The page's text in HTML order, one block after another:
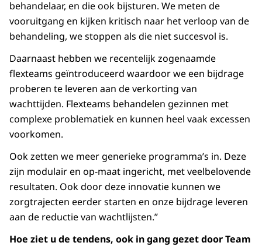
behandelaar, en die ook bijsturen. We meten de
vooruitgang en kijken kritisch naar het verloop van de
behandeling, we stoppen als die niet succesvol is.
Daarnaast hebben we recentelijk zogenaamde
flexteams geïntroduceerd waardoor we een bijdrage
proberen te leveren aan de verkorting van
wachttijden. Flexteams behandelen gezinnen met
complexe problematiek en kunnen heel vaak excessen
voorkomen.
Ook zetten we meer generieke programma’s in. Deze
zijn modulair en op-maat ingericht, met veelbelovende
resultaten. Ook door deze innovatie kunnen we
zorgtrajecten eerder starten en onze bijdrage leveren
aan de reductie van wachtlijsten.”
Hoe ziet u de tendens, ook in gang gezet door Team